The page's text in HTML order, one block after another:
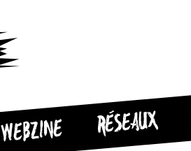
WEBZINE RÉSEAUX